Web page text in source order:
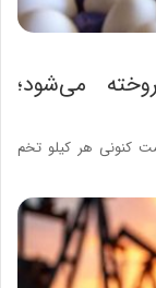
می‌شود؛
کنونی هر کیلو تخم